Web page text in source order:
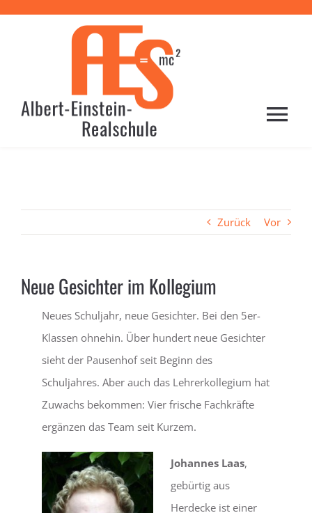
PROFIL
LERNEN
LEBEN
SERVICE
Zurück Vor
Neue Gesichter im Kollegium
Neues Schuljahr, neue Gesichter. Bei den 5er-
Klassen ohnehin. Über hundert neue Gesichter
sieht der Pausenhof seit Beginn des
Schuljahres. Aber auch das Lehrerkollegium hat
Zuwachs bekommen: Vier frische Fachkräfte
ergänzen das Team seit Kurzem.
Johannes Laas,
gebürtig aus
Herdecke ist einer